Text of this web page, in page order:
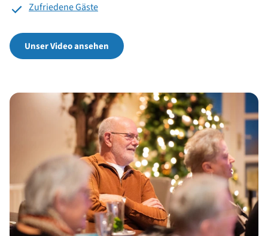
Zufriedene Gäste
Unser Video ansehen